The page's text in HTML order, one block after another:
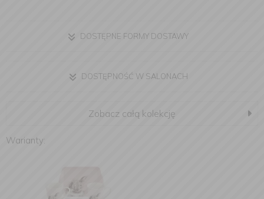
DOSTĘPNE FORMY DOSTAWY
DOSTĘPNOŚĆ W SALONACH
Zobacz całą kolekcję
Warianty: